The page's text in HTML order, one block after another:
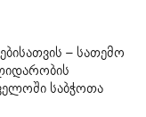
– სათემო
საბჭოთა